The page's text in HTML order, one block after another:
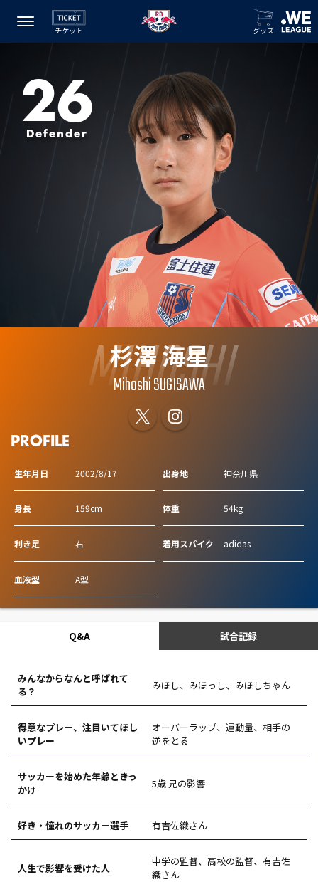
チケット グッズ
26
Defender
MIHOSHI
杉澤 海星
Mihoshi SUGISAWA
PROFILE
生年月日 2002/8/17 出身地 神奈川県
身長 159cm 体重 54kg
利き足 右 着用スパイク adidas
血液型 A型
Q&A 試合記録
みんなからなんと呼ばれて
る？
みほし、みほっし、みほしちゃん
得意なプレー、注目いてほし
いプレー
オーバーラップ、運動量、相手の
逆をとる
サッカーを始めた年齢ときっ
かけ
5歳 兄の影響
好き・憧れのサッカー選手 有吉佐織さん
人生で影響を受けた人
中学の監督、高校の監督、有吉佐
織さん